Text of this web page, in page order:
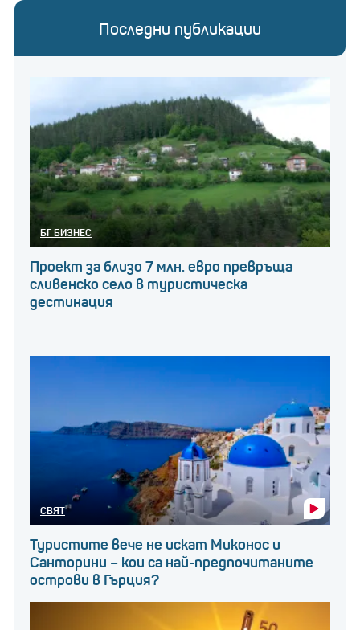
Последни публикации
БГ БИЗНЕС
Проект за близо 7 млн. евро превръща
сливенско село в туристическа
дестинация
СВЯТ
Туристите вече не искат Миконос и
Санторини – кои са най-предпочитаните
острови в Гърция?